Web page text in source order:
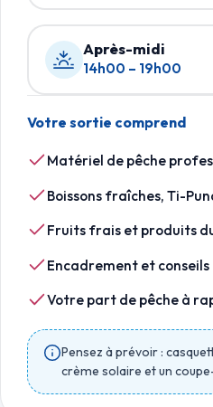
Après-midi
14h00 – 19h00
Votre sortie comprend
Matériel de pêche
Boissons fraîches, Ti-
Fruits frais et produits
Encadrement et
Votre part de pêche à
Pensez à prévoir :
crème solaire et un